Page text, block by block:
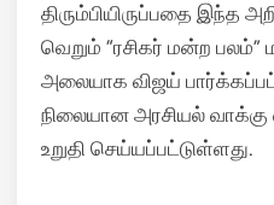
திரும்பியிருப்பதை இந்த
வெறும் “ரசிகர் மன்ற
அலையாக விஜய்
நிலையான அரசியல் வாக்கு
உறுதி செய்யப்பட்டுள்ளது.